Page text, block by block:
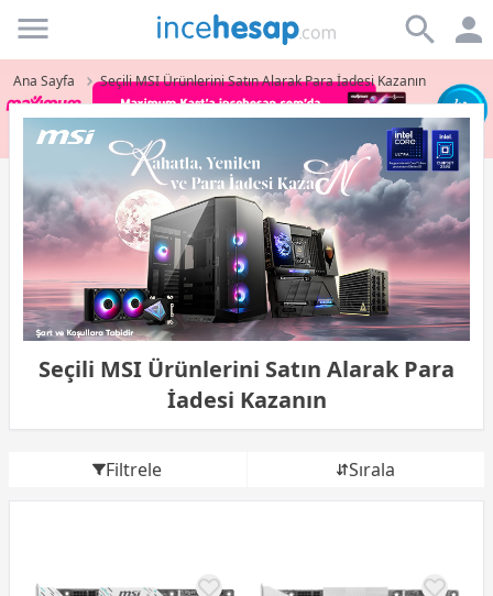
Incehesap
Ana Sayfa Seçili MSI Ürünlerini Satın Alarak Para İadesi Kazanın
Seçili MSI Ürünlerini Satın Alarak Para
İadesi Kazanın
Filtrele Sırala